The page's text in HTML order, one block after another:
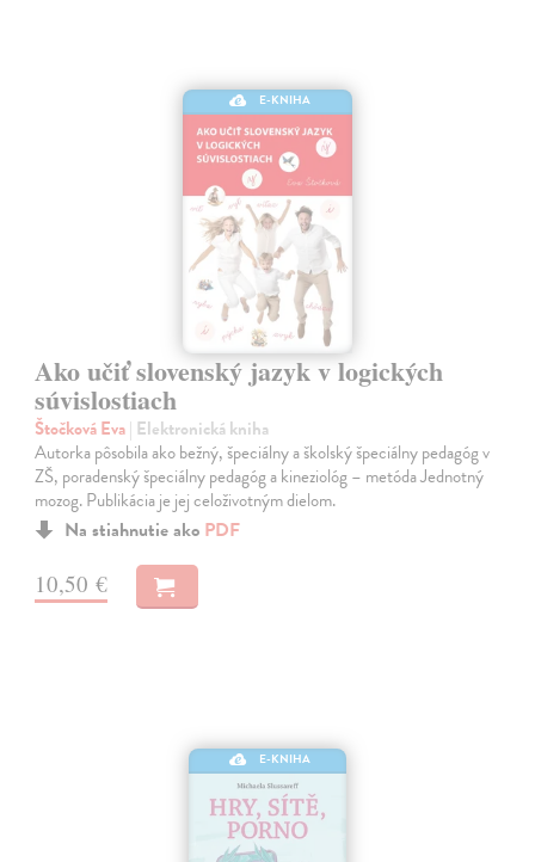
E-KNIHA
Ako učiť slovenský jazyk v logických
súvislostiach
Štočková Eva| Elektronická kniha
Autorka pôsobila ako bežný, špeciálny a školský špeciálny pedagóg v
ZŠ, poradenský špeciálny pedagóg a kineziológ – metóda Jednotný
mozog. Publikácia je jej celoživotným dielom.
Na stiahnutie ako PDF
10,50 €
E-KNIHA